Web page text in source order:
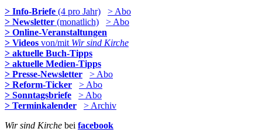
> Info-Briefe (4 pro Jahr)
> Abo
> Newsletter (monatlich)
> Abo
> Online-Veranstaltungen
> Videos von/mit Wir sind Kirche
> aktuelle Buch-Tipps
> aktuelle Medien-Tipps
> Presse-Newsletter
> Abo
> Reform-Ticker
> Abo
> Sonntagsbriefe
> Abo
> Terminkalender
> Archiv
Wir sind Kirche bei facebook